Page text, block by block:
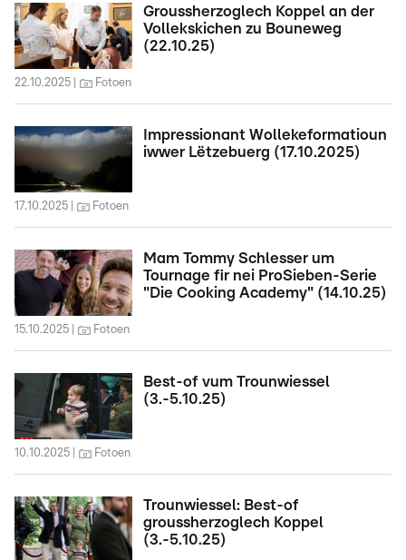
Groussherzoglech Koppel an der
Vollekskichen zu Bouneweg
(22.10.25)
22.10.2025 Fotoen
Impressionant Wollekeformatioun
iwwer Lëtzebuerg (17.10.2025)
17.10.2025 Fotoen
Mam Tommy Schlesser um
Tournage fir nei ProSieben-Serie
"Die Cooking Academy" (14.10.25)
15.10.2025 Fotoen
Best-of vum Trounwiessel
(3.-5.10.25)
10.10.2025 Fotoen
Trounwiessel: Best-of
groussherzoglech Koppel
(3.-5.10.25)